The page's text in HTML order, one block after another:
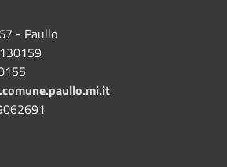
- Paullo